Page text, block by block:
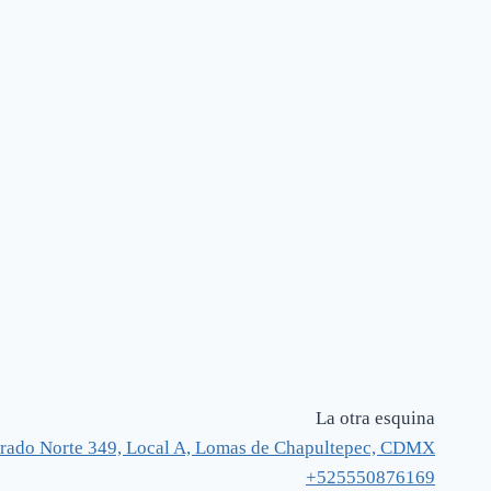
La otra esquina
Norte 349, Local A, Lomas de Chapultepec, CDMX
+525550876169